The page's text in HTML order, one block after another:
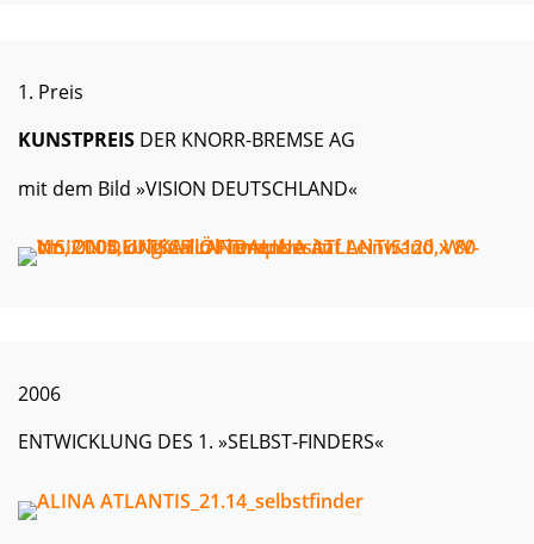
1. Preis
KUNSTPREIS DER KNORR-BREMSE AG
mit dem Bild »VISION DEUTSCHLAND«
2006
ENTWICKLUNG DES 1. »SELBST-FINDERS«